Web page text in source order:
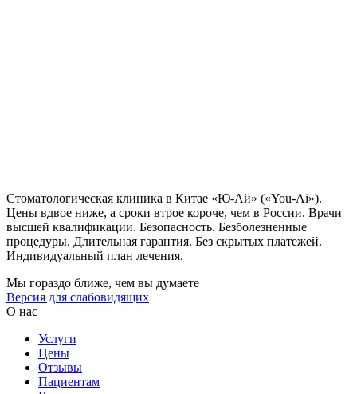
Стоматологическая клиника в Китае «Ю-Ай» («You-Ai»).
Цены вдвое ниже, а сроки втрое короче, чем в России. Врачи
высшей квалификации. Безопасность. Безболезненные
процедуры. Длительная гарантия. Без скрытых платежей.
Индивидуальный план лечения.
Мы гораздо ближе, чем вы думаете
Версия для слабовидящих
О нас
Услуги
Цены
Отзывы
Пациентам